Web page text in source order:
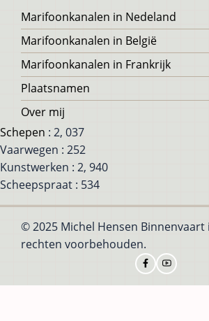
Voet
Marifoonkanalen in Nedeland
Marifoonkanalen in België
Marifoonkanalen in Frankrijk
Plaatsnamen
Over mij
Schepen : 2, 037
Vaarwegen : 252
Kunstwerken : 2, 940
Scheepspraat : 534
© 2025 Michel Hensen Binnenvaart
rechten voorbehouden.